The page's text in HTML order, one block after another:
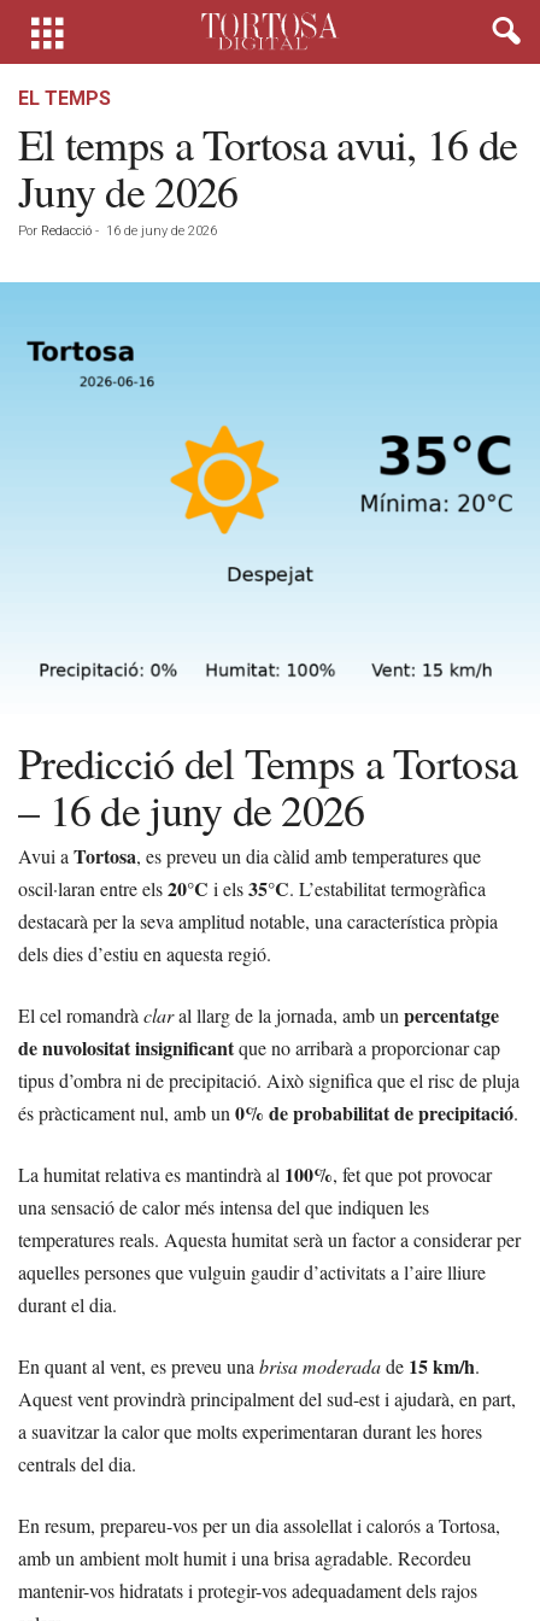
EL TEMPS
El temps a Tortosa avui, 16 de
Juny de 2026
Por Redacció - 16 de juny de 2026
Predicció del Temps a Tortosa
– 16 de juny de 2026
Avui aTortosa, es preveu un dia càlid amb temperatures que
oscil·laran entre els20°C i els35°C. L’estabilitat termogràfica
destacarà per la seva amplitud notable, una característica pròpia
dels dies d’estiu en aquesta regió.
El cel romandràclaral llarg de la jornada, amb unpercentatge
de nuvolositat insignificantque no arribarà a proporcionar cap
tipus d’ombra ni de precipitació. Això significa que el risc de pluja
és pràcticament nul, amb un0% de probabilitat de precipitació.
La humitat relativa es mantindrà al 100%, fet que pot provocar
una sensació de calor més intensa del que indiquen les
temperatures reals. Aquesta humitat serà un factor a considerar per
aquelles persones que vulguin gaudir d’activitats a l’aire lliure
durant el dia.
En quant al vent, es preveu unabrisa moderadade 15 km/h.
Aquest vent provindrà principalment del sud-est i ajudarà, en part,
a suavitzar la calor que molts experimentaran durant les hores
centrals del dia.
En resum, prepareu-vos per un dia assolellat i calorós a Tortosa,
amb un ambient molt humit i una brisa agradable. Recordeu
mantenir-vos hidratats i protegir-vos adequadament dels rajos